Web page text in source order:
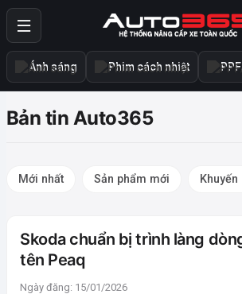
Ánh sáng Phim cách nhiệt
Bản tin Auto365
Mới nhất Sản phẩm mới Khuyến
Skoda chuẩn bị trình làng
tên Peaq
Ngày đăng: 15/01/2026